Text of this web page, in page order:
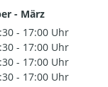
- März
- 17:00 Uhr
- 17:00 Uhr
- 17:00 Uhr
- 17:00 Uhr